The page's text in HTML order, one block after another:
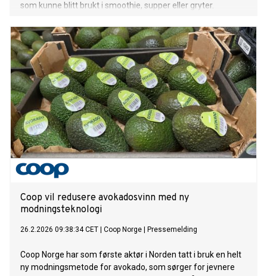
som kunne blitt brukt i smoothie, supper eller gryter.
Coop vil redusere avokadosvinn med ny
modningsteknologi
26.2.2026 09:38:34 CET Coop Norge Pressemelding
Coop Norge har som første aktør i Norden tatt i bruk en helt
ny modningsmetode for avokado, som sørger for jevnere